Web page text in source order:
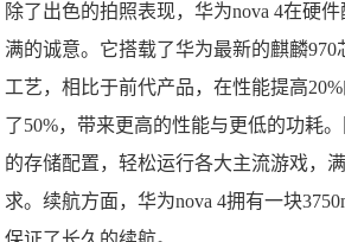
除了出色的拍照表现，华为nova 4在硬
满的诚意。它搭载了华为最新的麒麟970
工艺，相比于前代产品，在性能提高
了50%，带来更高的性能与更低的功耗
的存储配置，轻松运行各大主流游戏，
求。续航方面，华为nova 4拥有一块